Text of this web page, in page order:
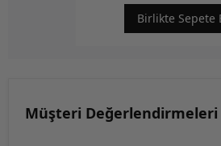
Birlikte Sepete
Müşteri Değerlendirmeleri